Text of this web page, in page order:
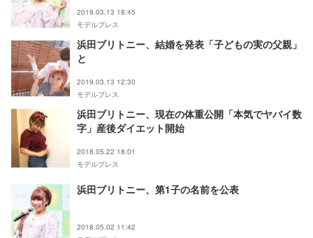
2019.03.13 18:45
モデルプレス
浜田ブリトニー、結婚を発表「子どもの実の父親」
と
2019.03.13 12:30
モデルプレス
浜田ブリトニー、現在の体重公開「本気でヤバイ数
字」産後ダイエット開始
2018.05.22 18:01
モデルプレス
浜田ブリトニー、第1子の名前を公表
2018.05.02 11:42